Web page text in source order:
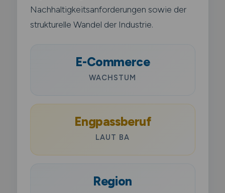
Nachhaltigkeitsanforderungen sowie der
strukturelle Wandel der Industrie.
E-Commerce
WACHSTUM
Engpassberuf
LAUT BA
Region